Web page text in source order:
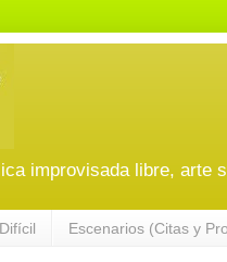
improvisada libre, arte
Escenarios (Citas y